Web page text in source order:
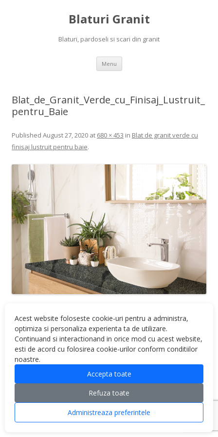
Acest website foloseste cookie-uri pentru a administra,
optimiza si personaliza experienta ta de utilizare.
Continuand si interactionand in orice mod cu acest website,
esti de acord cu folosirea cookie-urilor conform conditiilor
noastre.
Accepta toate
Refuza toate
Administreaza preferintele
Blaturi Granit
Blaturi, pardoseli si scari din granit
Menu Skip to content
Blat_de_Granit_Verde_cu_Finisaj_Lustruit_
pentru_Baie
Published August 27, 2020 at 680 × 453 in Blat de granit verde cu
finisaj lustruit pentru baie.
Proudly powered by WordPress